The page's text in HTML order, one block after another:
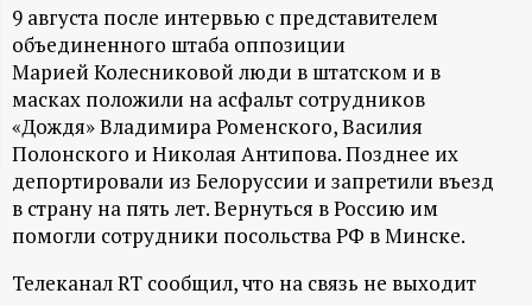
р
м
а
ц
и
9 августа после интервью с представителем
объединенного штаба оппозиции
Марией Колесниковой люди в штатском и в
масках положили на асфальт сотрудников
«Дождя» Владимира Роменского, Василия
Полонского и Николая Антипова. Позднее их
депортировали из Белоруссии и запретили въезд
в страну на пять лет. Вернуться в Россию им
помогли сотрудники посольства РФ в Минске.
Телеканал RT сообщил, что на связь не выходит